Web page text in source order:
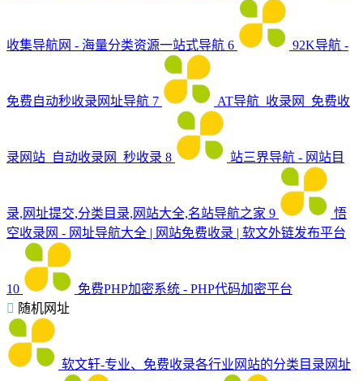
收集导航网 - 海量分类资源一站式导航 6 92K导航 -
免费自动秒收录网址导航 7 AT导航_收录网_免费收
录网站_自动收录网_秒收录 8 站三界导航 - 网站目
录,网址提交,分类目录,网站大全,名站导航之家 9
悟
空收录网 - 网址导航大全 | 网站免费收录 | 软文外链发布平台
10
免费PHP加密系统 - PHP代码加密平台
随机网址
软文轩-专业、免费收录各行业网站的分类目录网址